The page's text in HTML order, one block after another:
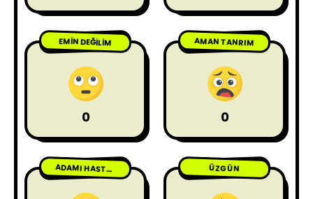
EMIN DEĞILIM
0
AMAN TANRIM
0
ADAMI HASTA ETME ÜZGÜN